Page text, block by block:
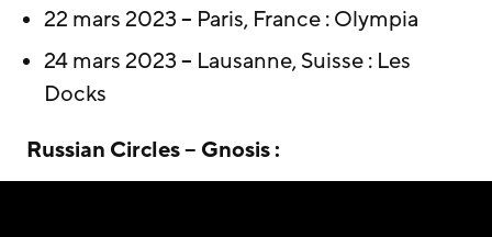
22 mars 2023 – Paris, France : Olympia
24 mars 2023 – Lausanne, Suisse : Les
Docks
Russian Circles – Gnosis :